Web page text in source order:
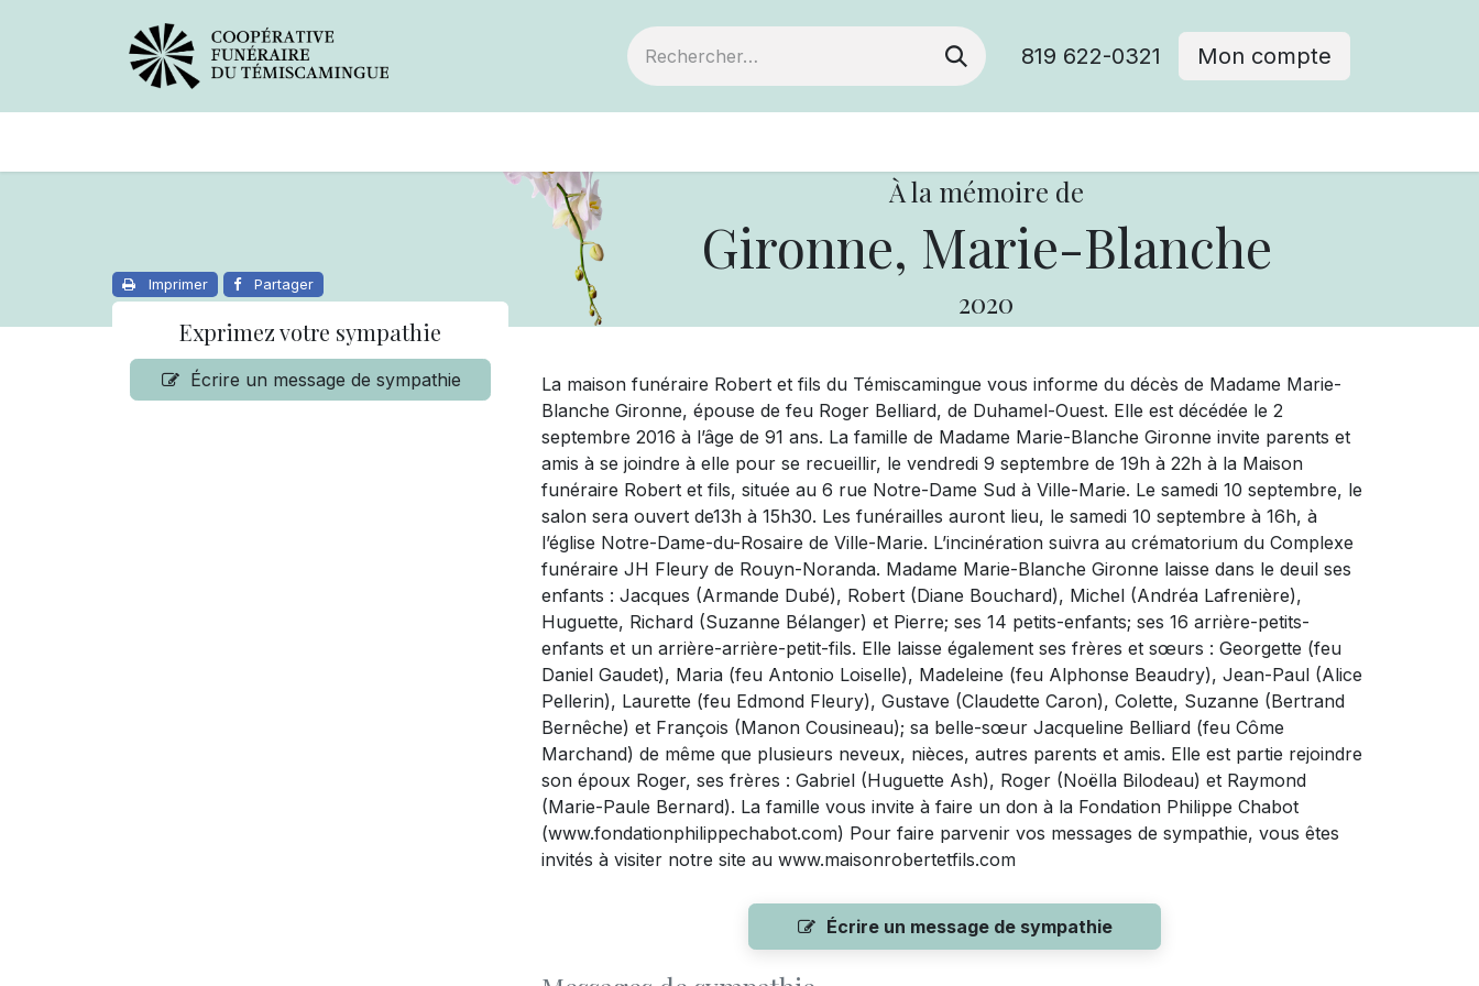
819 622-0321 Mon compte
À la mémoire de
Gironne, Marie-Blanche
2020
Imprimer Partager
Exprimez votre sympathie
Écrire un message de sympathie
La maison funéraire Robert et fils du Témiscamingue vous informe du décès de Madame Marie-
Blanche Gironne, épouse de feu Roger Belliard, de Duhamel-Ouest. Elle est décédée le 2
septembre 2016 à l’âge de 91 ans. La famille de Madame Marie-Blanche Gironne invite parents et
amis à se joindre à elle pour se recueillir, le vendredi 9 septembre de 19h à 22h à la Maison
funéraire Robert et fils, située au 6 rue Notre-Dame Sud à Ville-Marie. Le samedi 10 septembre, le
salon sera ouvert de13h à 15h30. Les funérailles auront lieu, le samedi 10 septembre à 16h, à
l’église Notre-Dame-du-Rosaire de Ville-Marie. L’incinération suivra au crématorium du Complexe
funéraire JH Fleury de Rouyn-Noranda. Madame Marie-Blanche Gironne laisse dans le deuil ses
enfants : Jacques (Armande Dubé), Robert (Diane Bouchard), Michel (Andréa Lafrenière),
Huguette, Richard (Suzanne Bélanger) et Pierre; ses 14 petits-enfants; ses 16 arrière-petits-
enfants et un arrière-arrière-petit-fils. Elle laisse également ses frères et sœurs : Georgette (feu
Daniel Gaudet), Maria (feu Antonio Loiselle), Madeleine (feu Alphonse Beaudry), Jean-Paul (Alice
Pellerin), Laurette (feu Edmond Fleury), Gustave (Claudette Caron), Colette, Suzanne (Bertrand
Bernêche) et François (Manon Cousineau); sa belle-sœur Jacqueline Belliard (feu Côme
Marchand) de même que plusieurs neveux, nièces, autres parents et amis. Elle est partie rejoindre
son époux Roger, ses frères : Gabriel (Huguette Ash), Roger (Noëlla Bilodeau) et Raymond
(Marie-Paule Bernard). La famille vous invite à faire un don à la Fondation Philippe Chabot
(www.fondationphilippechabot.com) Pour faire parvenir vos messages de sympathie, vous êtes
invités à visiter notre site au www.maisonrobertetfils.com
Écrire un message de sympathie